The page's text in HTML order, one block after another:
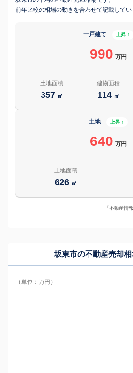
前年比較の相場の動きを合わせて記載してい
一戸建て 上昇 ↑
990 万円
土地面積
357 ㎡
建物面積
114 ㎡
土地 上昇 ↑
640 万円
土地面積
626 ㎡
「不動産情
坂東市の不動産売却
（単位：万円）